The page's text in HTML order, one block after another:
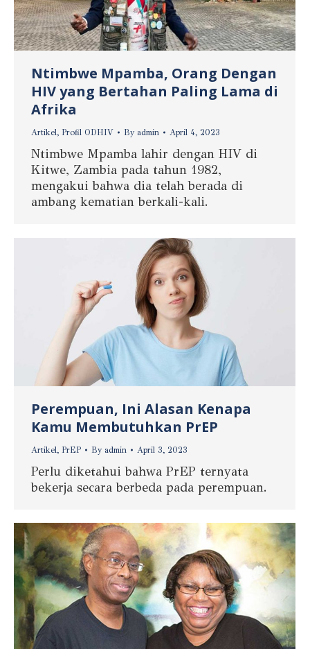
Ntimbwe Mpamba, Orang Dengan
HIV yang Bertahan Paling Lama di
Afrika
Artikel, Profil ODHIV By admin April 4, 2023
Ntimbwe Mpamba lahir dengan HIV di
Kitwe, Zambia pada tahun 1982,
mengakui bahwa dia telah berada di
ambang kematian berkali-kali.
Perempuan, Ini Alasan Kenapa
Kamu Membutuhkan PrEP
Artikel, PrEP By admin April 3, 2023
Perlu diketahui bahwa PrEP ternyata
bekerja secara berbeda pada perempuan.